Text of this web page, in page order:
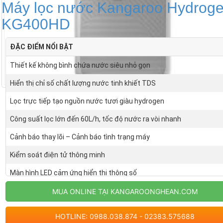
Máy lọc nước Kangaroo
KG400HD
ĐẶC ĐIỂM NỔI BẬT
Thiết kế không bình chứa nước siêu nhỏ gọn
Hiển thị chỉ số chất lượng nước tinh khiết TDS
Lọc trực tiếp tạo nguồn nước tươi giàu hydrogen
Công suất lọc lớn đến 60L/h, tốc độ nước ra vòi nhanh
Cảnh báo thay lõi – Cảnh báo tình trạng máy
Kiểm soát điện tử thông minh
Màn hình LED cảm ứng hiển thị thông số
Hệ thống 5 lõi đúc nguyên khối hiện đại
MUA ONLINE TẠI KANGAROONGHEAN.COM
HOTLINE: 0988.038.874 - 02383.575688